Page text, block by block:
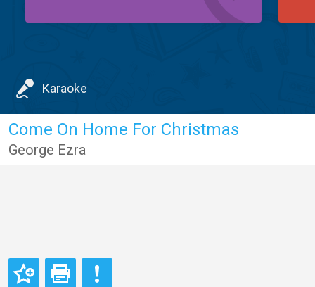
Karaoke
Come On Home For Christmas
George Ezra